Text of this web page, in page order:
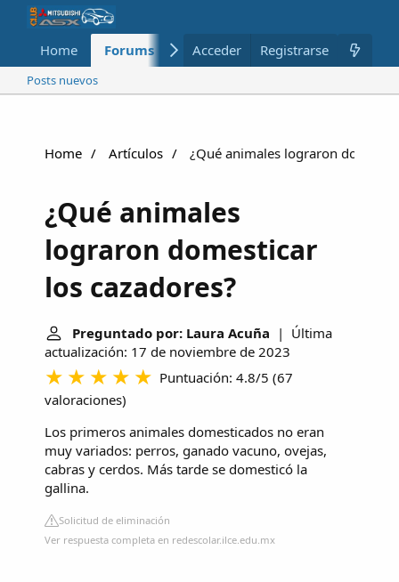
Home Forums Nuevo Miembros
Acceder Registrarse
Posts nuevos
Home Artículos ¿Qué animales lograron
¿Qué animales
lograron domesticar
los cazadores?
Preguntado por: Laura Acuña | Última
actualización: 17 de noviembre de 2023
Puntuación: 4.8/5 (67
valoraciones)
Los primeros animales domesticados no eran
muy variados: perros, ganado vacuno, ovejas,
cabras y cerdos. Más tarde se domesticó la
gallina.
Solicitud de eliminación
Ver respuesta completa en redescolar.ilce.edu.mx